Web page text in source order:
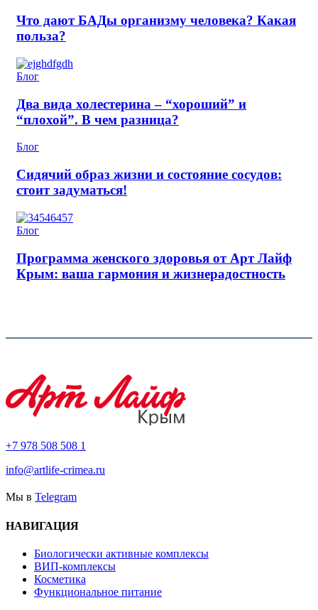
Что дают БАДы организму человека? Какая
польза?
Блог
Два вида холестерина – “хороший” и
“плохой”. В чем разница?
Блог
Сидячий образ жизни и состояние сосудов:
стоит задуматься!
Блог
Программа женского здоровья от Арт Лайф
Крым: ваша гармония и жизнерадостность
+7 978 508 508 1
info@artlife-crimea.ru
Мы в Telegram
НАВИГАЦИЯ
Биологически активные комплексы
ВИП-комплексы
Косметика
Функциональное питание